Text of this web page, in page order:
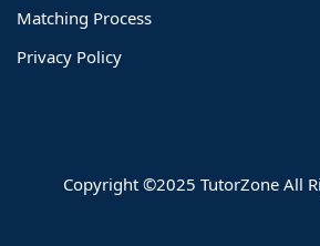
9061 3106
Matching Process
Privacy Policy
Copyright ©2025 TutorZone All